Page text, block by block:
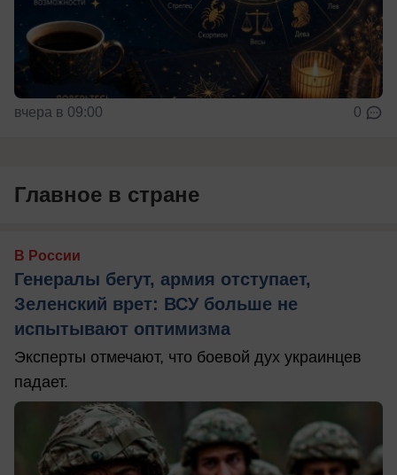
вчера в 09:00 0
Главное в стране
В России
Генералы бегут, армия отступает,
Зеленский врет: ВСУ больше не
испытывают оптимизма
Эксперты отмечают, что боевой дух украинцев
падает.